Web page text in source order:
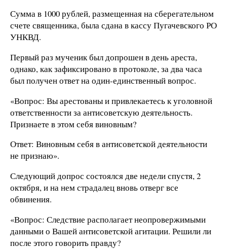
Сумма в 1000 рублей, размещенная на сберегательном
счете священника, была сдана в кассу Пугачевского РО
УНКВД.
Первый раз мученик был допрошен в день ареста,
однако, как зафиксировано в протоколе, за два часа
был получен ответ на один-единственный вопрос.
«Вопрос: Вы арестованы и привлекаетесь к уголовной
ответственности за антисоветскую деятельность.
Признаете в этом себя виновным?
Ответ: Виновным себя в антисоветской деятельности
не признаю».
Следующий допрос состоялся две недели спустя, 2
октября, и на нем страдалец вновь отверг все
обвинения.
«Вопрос: Следствие располагает неопровержимыми
данными о Вашей антисоветской агитации. Решили ли
после этого говорить правду?